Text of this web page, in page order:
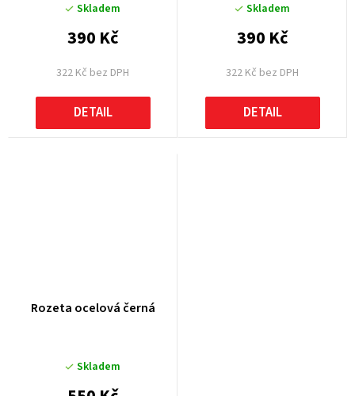
Skladem
322 Kč bez DPH
390 Kč
DETAIL
Skladem
322 Kč bez DPH
390 Kč
DETAIL
Rozeta ocelová černá
Skladem